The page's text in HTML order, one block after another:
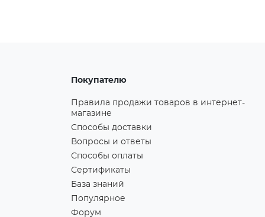
Покупателю
Правила продажи товаров в интернет-
магазине
Способы доставки
Вопросы и ответы
Способы оплаты
Сертификаты
База знаний
Популярное
Форум